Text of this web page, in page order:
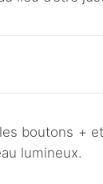
boutons +
lumineux.